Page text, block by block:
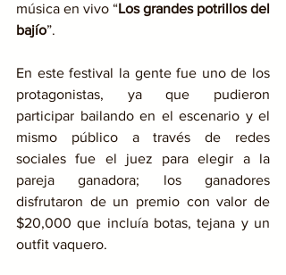
música en vivo “Los grandes potrillos del
bajío”.
En este festival la gente fue uno de los
protagonistas, ya que pudieron
participar bailando en el escenario y el
mismo público a través de redes
sociales fue el juez para elegir a la
pareja ganadora; los ganadores
disfrutaron de un premio con valor de
$20,000 que incluía botas, tejana y un
outfit vaquero.